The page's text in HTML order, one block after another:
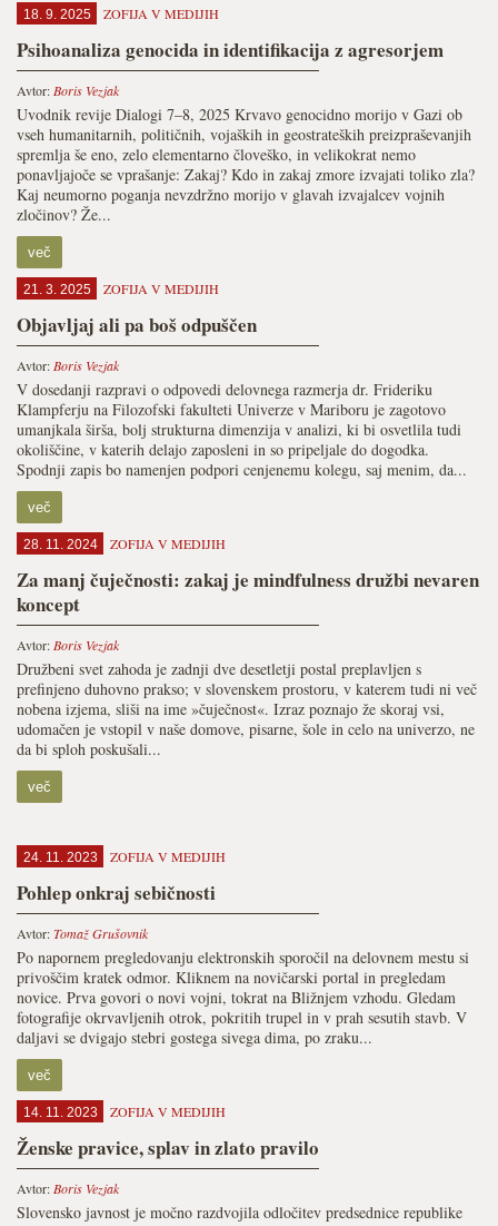
18. 9. 2025 ZOFIJA V MEDIJIH
Psihoanaliza genocida in identifikacija z agresorjem
Avtor: Boris Vezjak
Uvodnik revije Dialogi 7–8, 2025 Krvavo genocidno morijo v Gazi ob
vseh humanitarnih, političnih, vojaških in geostrateških preizpraševanjih
spremlja še eno, zelo elementarno človeško, in velikokrat nemo
ponavljajoče se vprašanje: Zakaj? Kdo in zakaj zmore izvajati toliko zla?
Kaj neumorno poganja nevzdržno morijo v glavah izvajalcev vojnih
zločinov? Že...
več
21. 3. 2025 ZOFIJA V MEDIJIH
Objavljaj ali pa boš odpuščen
Avtor: Boris Vezjak
V dosedanji razpravi o odpovedi delovnega razmerja dr. Frideriku
Klampferju na Filozofski fakulteti Univerze v Mariboru je zagotovo
umanjkala širša, bolj strukturna dimenzija v analizi, ki bi osvetlila tudi
okoliščine, v katerih delajo zaposleni in so pripeljale do dogodka.
Spodnji zapis bo namenjen podpori cenjenemu kolegu, saj menim, da...
več
28. 11. 2024 ZOFIJA V MEDIJIH
Za manj čuječnosti: zakaj je mindfulness družbi nevaren
koncept
Avtor: Boris Vezjak
Družbeni svet zahoda je zadnji dve desetletji postal preplavljen s
prefinjeno duhovno prakso; v slovenskem prostoru, v katerem tudi ni več
nobena izjema, sliši na ime »čuječnost«. Izraz poznajo že skoraj vsi,
udomačen je vstopil v naše domove, pisarne, šole in celo na univerzo, ne
da bi sploh poskušali...
več
24. 11. 2023 ZOFIJA V MEDIJIH
Pohlep onkraj sebičnosti
Avtor:Tomaž Grušovnik
Po napornem pregledovanju elektron­skih sporočil na delovnem mestu si
privoščim kratek odmor. Kliknem na novičarski portal in pregledam
novice. Prva govori o novi vojni, tokrat na Bližnjem vzhodu. Gledam
fotografije okrvavljenih otrok, pokritih trupel in v prah sesutih stavb. V
daljavi se dvigajo stebri gostega sivega dima, po zraku...
več
14. 11. 2023 ZOFIJA V MEDIJIH
Ženske pravice, splav in zlato pravilo
Avtor: Boris Vezjak
Slovensko javnost je močno razdvojila odločitev predsednice republike